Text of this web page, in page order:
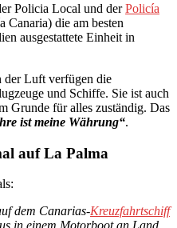
Policia Local und derPolicía
Canaria) die am besten
ausgestattete Einheit in
der Luft verfügen die
und Schiffe. Sie ist auch
Grunde für alles zuständig. Das
ist meine Währung“.
auf La Palma
dem Canarias-Kreuzfahrtschiff